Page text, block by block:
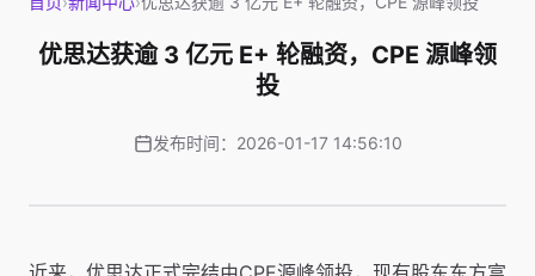
优思达获逾 3 亿元 E+ 轮融资，CPE 源峰领
投
发布时间：2026-01-17 14:56:10